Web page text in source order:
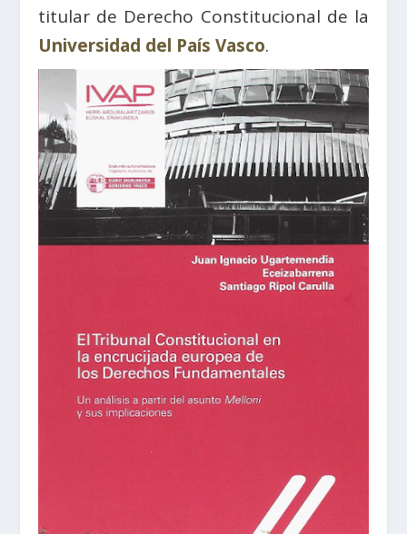
titular de Derecho Constitucional de la
Universidad del País Vasco.